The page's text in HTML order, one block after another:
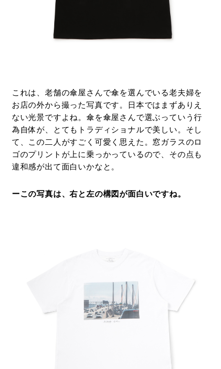
これは、老舗の傘屋さんで傘を選んでいる老夫婦を
お店の外から撮った写真です。日本ではまずありえ
ない光景ですよね。傘を傘屋さんで選ぶっていう行
為自体が、とてもトラディショナルで美しい。そし
て、この二人がすごく可愛く思えた。窓ガラスのロ
ゴのプリントが上に乗っかっているので、その点も
違和感が出て面白いかなと。
ーこの写真は、右と左の構図が面白いですね。